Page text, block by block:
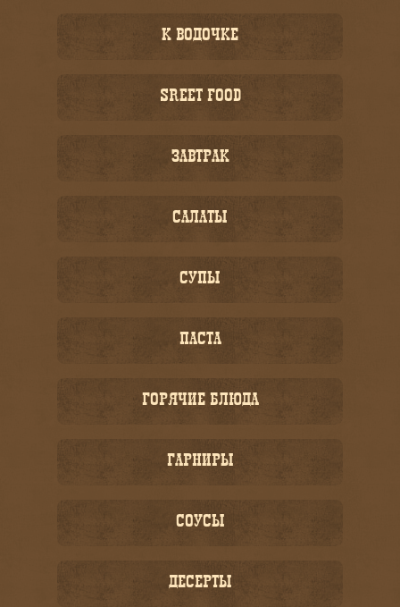
К ВОДОЧКЕ
SREET FOOD
ЗАВТРАК
САЛАТЫ
СУПЫ
ПАСТА
ГОРЯЧИЕ БЛЮДА
ГАРНИРЫ
СОУСЫ
ДЕСЕРТЫ